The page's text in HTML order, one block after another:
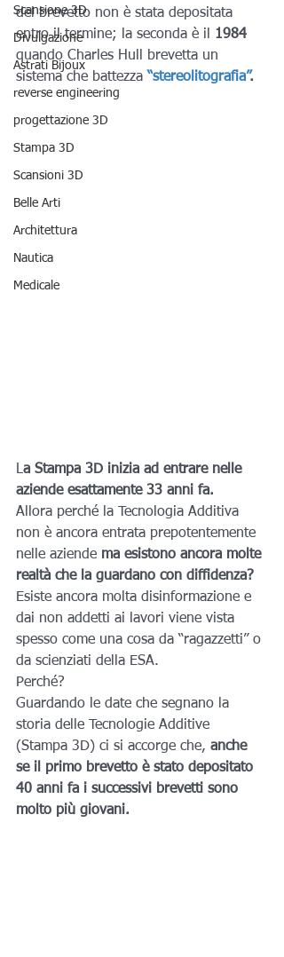
Scansione 3D
Divulgazione
Astrati Bijoux
reverse engineering
progettazione 3D
Stampa 3D
Scansioni 3D
Belle Arti
Architettura
Nautica
Medicale
del brevetto non è stata depositata
entro il termine; la seconda è il
1984
quando Charles Hull brevetta un
sistema che battezza “stereolitografia”.
La Stampa 3D inizia ad entrare nelle
aziende esattamente 33 anni fa.
Allora perché la Tecnologia Additiva
non è ancora entrata prepotentemente
nelle aziende ma esistono ancora molte
realtà che la guardano con diffidenza?
Esiste ancora molta disinformazione e
dai non addetti ai lavori viene vista
spesso come una cosa da “ragazzetti” o
da scienziati della ESA.
Perché?
Guardando le date che segnano la
storia delle Tecnologie Additive
(Stampa 3D) ci si accorge che, anche
se il primo brevetto è stato depositato
40 anni fa i successivi brevetti sono
molto più giovani.